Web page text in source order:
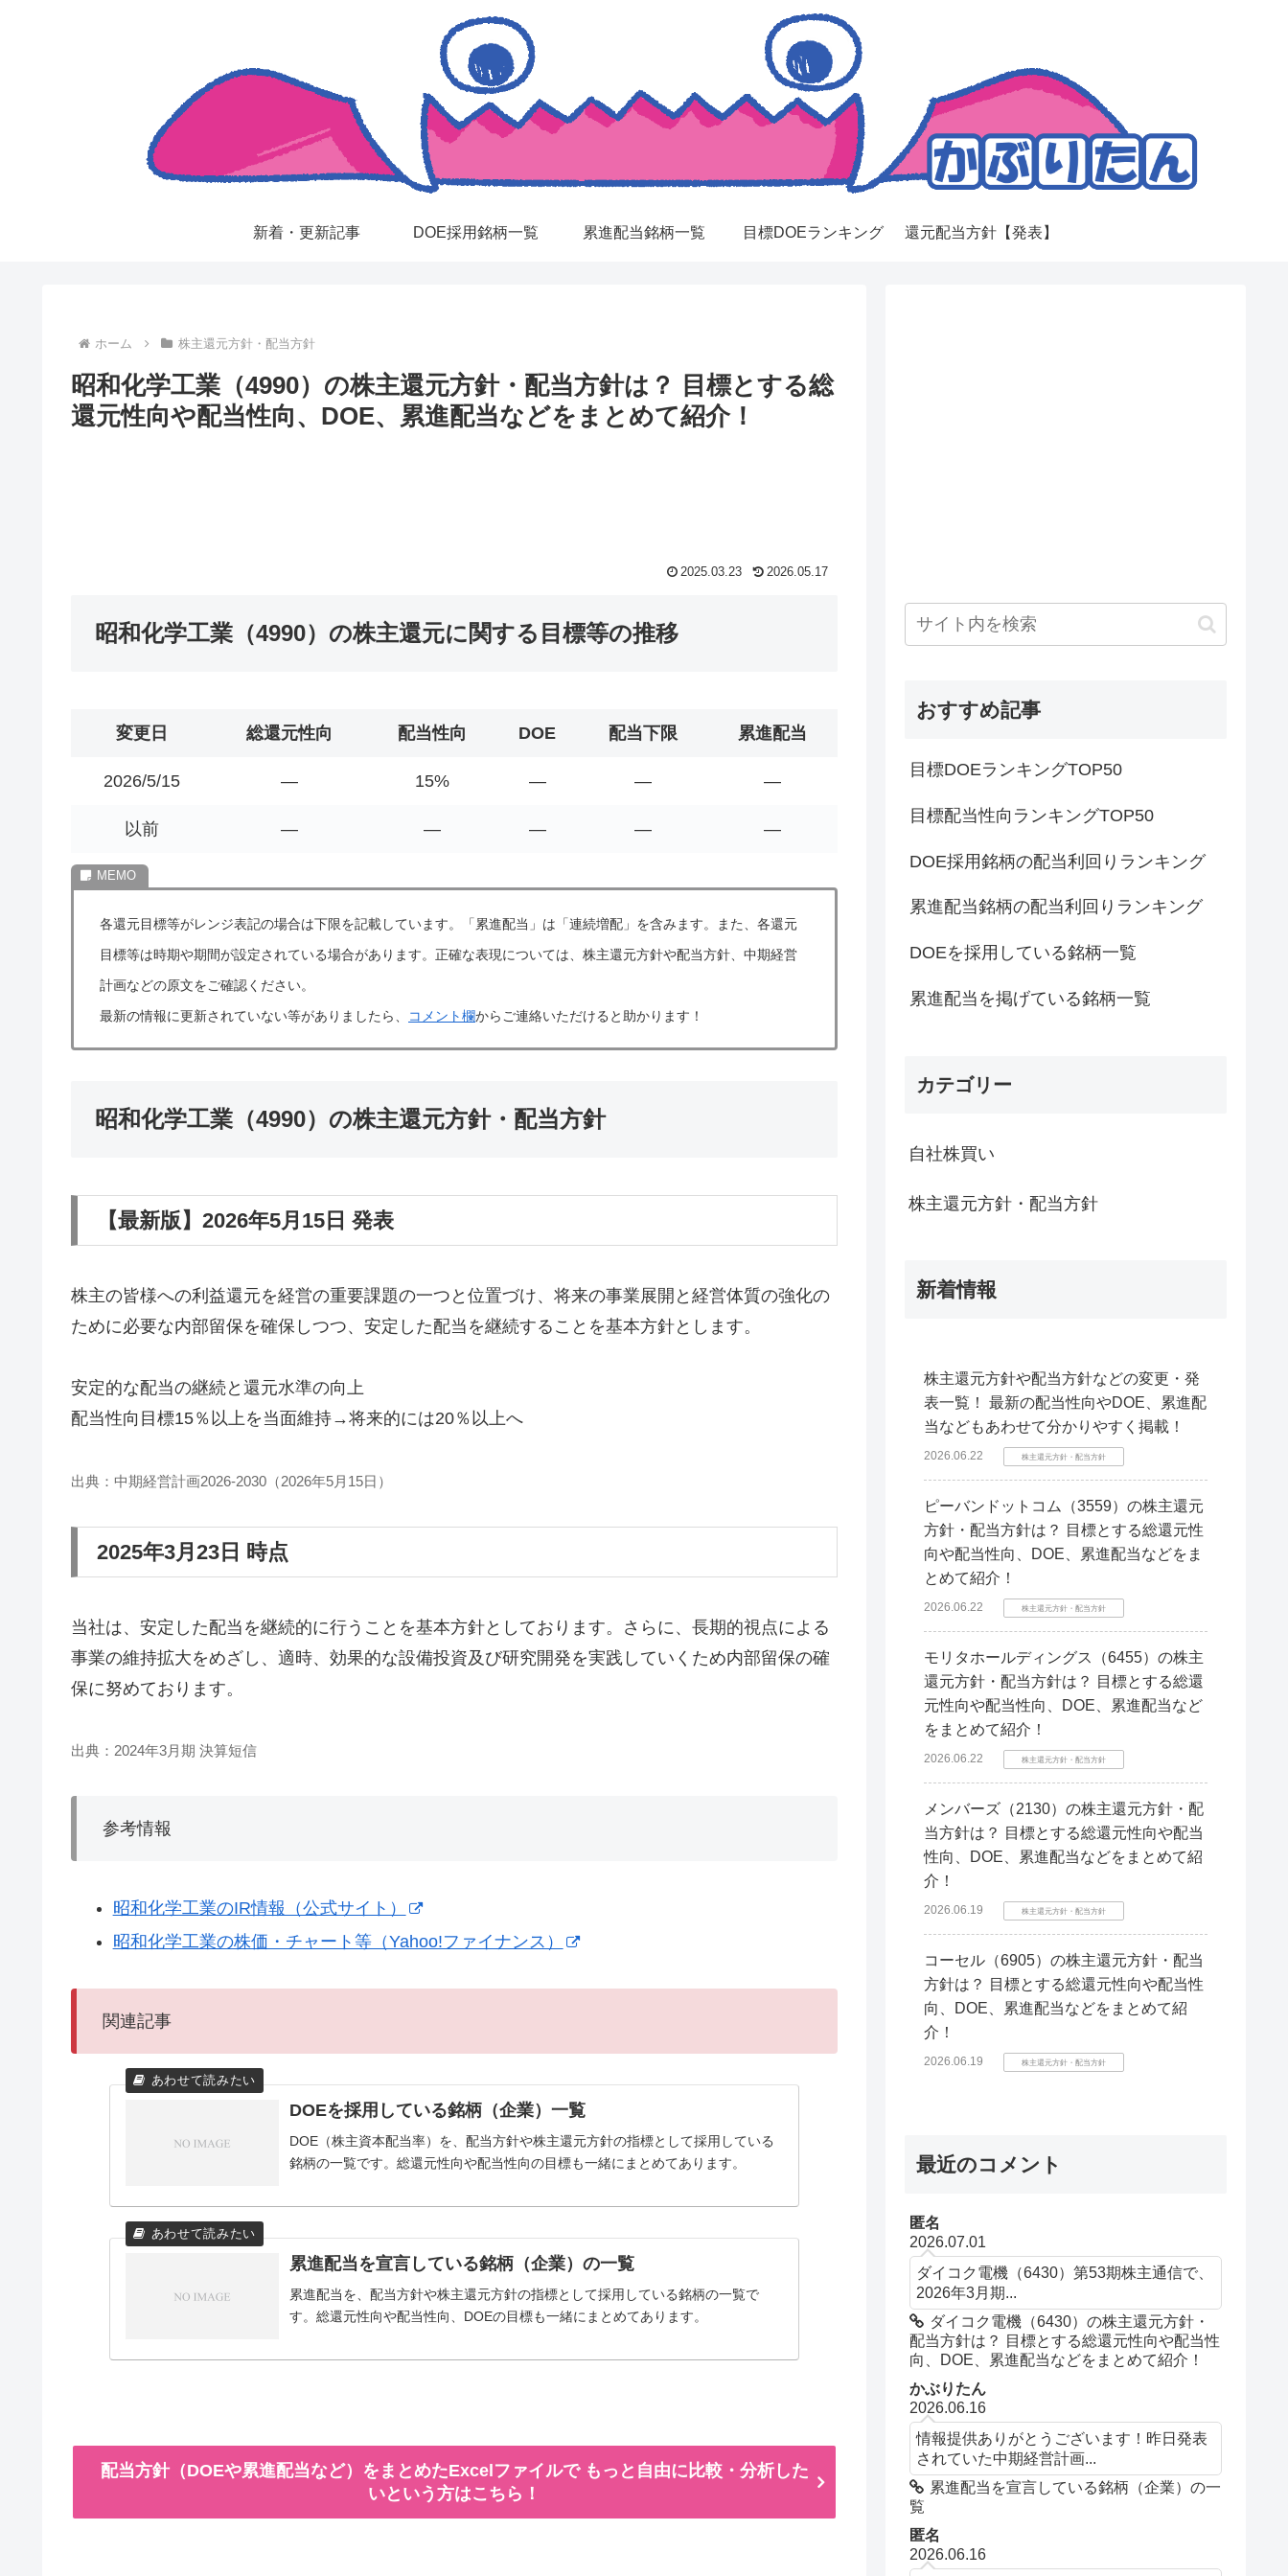
新着・更新記事 DOE採用銘柄一覧 累進配当銘柄一覧 目標DOEランキング 還元配当方針【発表】
ホーム 株主還元方針・配当方針
昭和化学工業（4990）の株主還元方針・配当方針は？ 目標とする総
還元性向や配当性向、DOE、累進配当などをまとめて紹介！
2025.03.23 2026.05.17
昭和化学工業（4990）の株主還元に関する目標等の推移
変更日 総還元性向 配当性向 DOE 配当下限 累進配当
2026/5/15 ― 15% ― ― ―
以前 ― ― ― ― ―
各還元目標等がレンジ表記の場合は下限を記載しています。「累進配当」は「連続増配」を含みます。また、各還元
目標等は時期や期間が設定されている場合があります。正確な表現については、株主還元方針や配当方針、中期経営
計画などの原文をご確認ください。
最新の情報に更新されていない等がありましたら、
コメント欄からご連絡いただけると助かります！
昭和化学工業（4990）の株主還元方針・配当方針
【最新版】2026年5月15日 発表
株主の皆様への利益還元を経営の重要課題の一つと位置づけ、将来の事業展開と経営体質の強化の
ために必要な内部留保を確保しつつ、安定した配当を継続することを基本方針とします。
安定的な配当の継続と還元水準の向上
配当性向目標15％以上を当面維持→将来的には20％以上へ
出典：中期経営計画2026-2030（2026年5月15日）
2025年3月23日 時点
当社は、安定した配当を継続的に行うことを基本方針としております。さらに、長期的視点による
事業の維持拡大をめざし、適時、効果的な設備投資及び研究開発を実践していくため内部留保の確
保に努めております。
出典：2024年3月期 決算短信
参考情報
昭和化学工業のIR情報（公式サイト）
昭和化学工業の株価・チャート等（Yahoo!ファイナンス）
関連記事
DOEを採用している銘柄（企業）一覧
DOE（株主資本配当率）を、配当方針や株主還元方針の指標として採用している
銘柄の一覧です。総還元性向や配当性向の目標も一緒にまとめてあります。
累進配当を宣言している銘柄（企業）の一覧
累進配当を、配当方針や株主還元方針の指標として採用している銘柄の一覧で
す。総還元性向や配当性向、DOEの目標も一緒にまとめてあります。
配当方針（DOEや累進配当など）をまとめたExcelファイルで もっと自由に比較・分析した
いという方はこちら！
おすすめ記事
目標DOEランキングTOP50
目標配当性向ランキングTOP50
DOE採用銘柄の配当利回りランキング
累進配当銘柄の配当利回りランキング
DOEを採用している銘柄一覧
累進配当を掲げている銘柄一覧
カテゴリー
自社株買い
株主還元方針・配当方針
新着情報
株主還元方針や配当方針などの変更・発
表一覧！ 最新の配当性向やDOE、累進配
当などもあわせて分かりやすく掲載！
2026.06.22 株主還元方針・配当方針
ピーバンドットコム（3559）の株主還元
方針・配当方針は？ 目標とする総還元性
向や配当性向、DOE、累進配当などをま
とめて紹介！
2026.06.22 株主還元方針・配当方針
モリタホールディングス（6455）の株主
還元方針・配当方針は？ 目標とする総還
元性向や配当性向、DOE、累進配当など
をまとめて紹介！
2026.06.22 株主還元方針・配当方針
メンバーズ（2130）の株主還元方針・配
当方針は？ 目標とする総還元性向や配当
性向、DOE、累進配当などをまとめて紹
介！
2026.06.19 株主還元方針・配当方針
コーセル（6905）の株主還元方針・配当
方針は？ 目標とする総還元性向や配当性
向、DOE、累進配当などをまとめて紹
介！
2026.06.19 株主還元方針・配当方針
最近のコメント
匿名
2026.07.01
ダイコク電機（6430）第53期株主通信で、
2026年3月期...
ダイコク電機（6430）の株主還元方針・
配当方針は？ 目標とする総還元性向や配当性
向、DOE、累進配当などをまとめて紹介！
かぶりたん
2026.06.16
情報提供ありがとうございます！昨日発表
されていた中期経営計画...
累進配当を宣言している銘柄（企業）の一
覧
匿名
2026.06.16